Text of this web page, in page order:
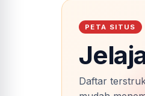
PETA SITUS
Daftar